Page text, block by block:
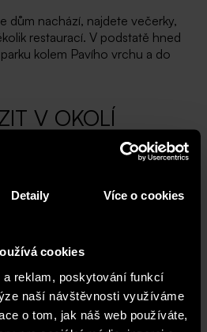
Detaily Více o cookies
cookies
a reklam, poskytování funkcí
naší návštěvnosti využíváme
o tom, jak náš web používáte,
dům nachází, najdete večerky,
restaurací. V podstatě hned
kolem Pavího vrchu a do
V OKOLÍ
Praha